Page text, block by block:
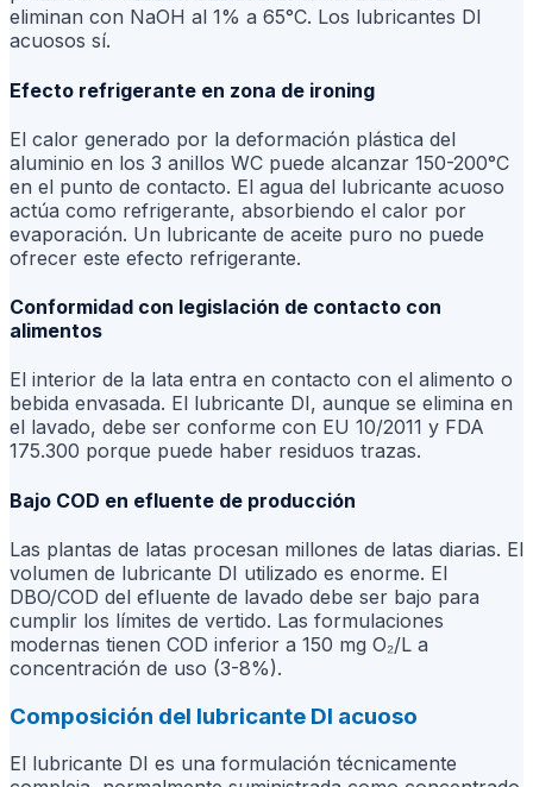
eliminan con NaOH al 1% a 65°C. Los lubricantes DI
acuosos sí.
Efecto refrigerante en zona de ironing
El calor generado por la deformación plástica del
aluminio en los 3 anillos WC puede alcanzar 150-200°C
en el punto de contacto. El agua del lubricante acuoso
actúa como refrigerante, absorbiendo el calor por
evaporación. Un lubricante de aceite puro no puede
ofrecer este efecto refrigerante.
Conformidad con legislación de contacto con
alimentos
El interior de la lata entra en contacto con el alimento o
bebida envasada. El lubricante DI, aunque se elimina en
el lavado, debe ser conforme con EU 10/2011 y FDA
175.300 porque puede haber residuos trazas.
Bajo COD en efluente de producción
Las plantas de latas procesan millones de latas diarias. El
volumen de lubricante DI utilizado es enorme. El
DBO/COD del efluente de lavado debe ser bajo para
cumplir los límites de vertido. Las formulaciones
modernas tienen COD inferior a 150 mg O₂/L a
concentración de uso (3-8%).
Composición del lubricante DI acuoso
El lubricante DI es una formulación técnicamente